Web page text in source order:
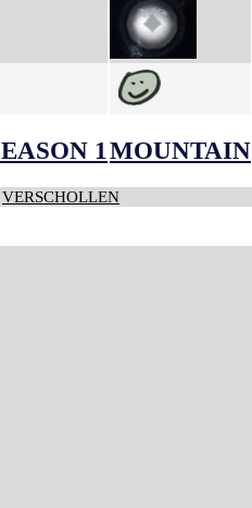
1MOUNTAIN
VERSCHOLLEN